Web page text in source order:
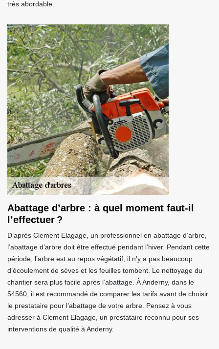
très abordable.
Abattage d’arbre : à quel moment faut-il
l’effectuer ?
D’après Clement Elagage, un professionnel en abattage d’arbre,
l’abattage d’arbre doit être effectué pendant l’hiver. Pendant cette
période, l’arbre est au repos végétatif, il n’y a pas beaucoup
d’écoulement de sèves et les feuilles tombent. Le nettoyage du
chantier sera plus facile après l’abattage. À Anderny, dans le
54560, il est recommandé de comparer les tarifs avant de choisir
le prestataire pour l’abattage de votre arbre. Pensez à vous
adresser à Clement Elagage, un prestataire reconnu pour ses
interventions de qualité à Anderny.